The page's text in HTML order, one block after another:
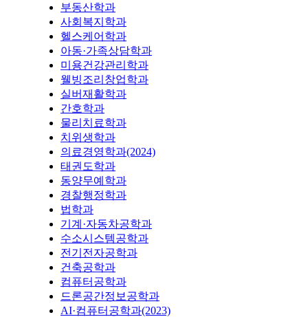
부동산학과
사회복지학과
헬스케어학과
아동·가족상담학과
미용건강관리학과
웰빙조리창업학과
실버재활학과
간호학과
물리치료학과
치위생학과
의료경영학과(2024)
태권도학과
동양무예학과
경찰행정학과
법학과
기계·자동차공학과
수소시스템공학과
전기전자공학과
건축공학과
컴퓨터공학과
드론공간정보공학과
AI·컴퓨터공학과(2023)